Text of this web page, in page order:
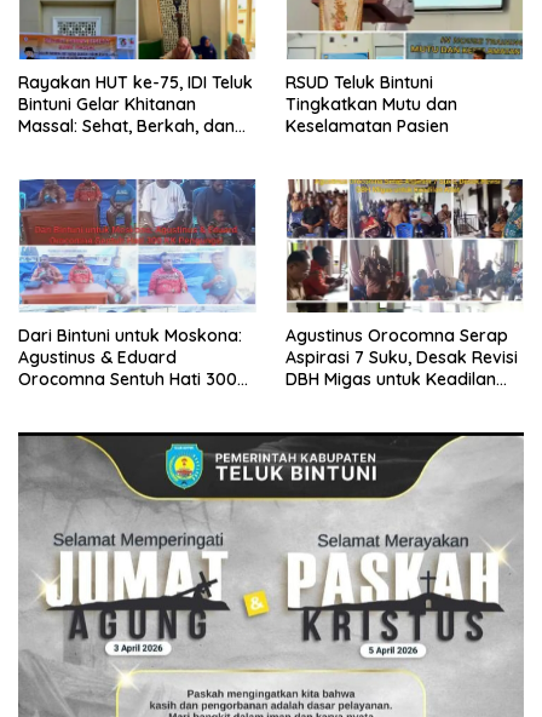
Rayakan HUT ke-75, IDI Teluk
Bintuni Gelar Khitanan
Massal: Sehat, Berkah, dan
RSUD Teluk Bintuni
Tingkatkan Mutu dan
Keselamatan Pasien
Dari Bintuni untuk Moskona:
Agustinus & Eduard
Orocomna Sentuh Hati 300
Agustinus Orocomna Serap
Aspirasi 7 Suku, Desak Revisi
DBH Migas untuk Keadilan